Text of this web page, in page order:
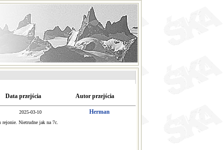
Data przejścia Autor przejścia
2025-03-10 Herman
Nietrudne jak na 7c.